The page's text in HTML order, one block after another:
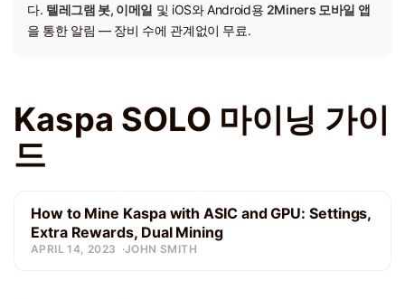
다. 텔레그램 봇, 이메일 및 iOS와 Android용 2Miners 모바일 앱
을 통한 알림 — 장비 수에 관계없이 무료.
Kaspa SOLO 마이닝 가이
드
How to Mine Kaspa with ASIC and GPU: Settings,
Extra Rewards, Dual Mining
APRIL 14, 2023 JOHN SMITH